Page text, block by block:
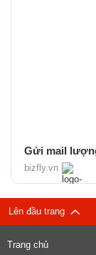
Gửi mail
bizfly.vn
Lên đầu trang
Trang chủ